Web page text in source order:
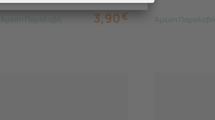
Άμεση Παραλαβή 3,90€ Άμεση Παραλαβή